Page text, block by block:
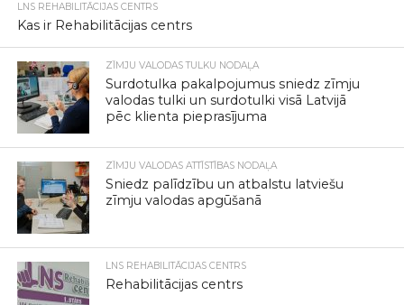
LNS REHABILITĀCIJAS CENTRS
Kas ir Rehabilitācijas centrs
ZĪMJU VALODAS TULKU NODAĻA
Surdotulka pakalpojumus sniedz zīmju
valodas tulki un surdotulki visā Latvijā
pēc klienta pieprasījuma
ZĪMJU VALODAS ATTĪSTĪBAS NODAĻA
Sniedz palīdzību un atbalstu latviešu
zīmju valodas apgūšanā
LNS REHABILITĀCIJAS CENTRS
Rehabilitācijas centrs